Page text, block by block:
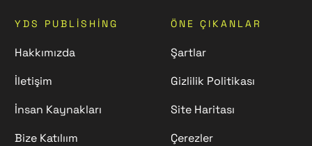
YDS PUBLISHING
Hakkımızda
İletişim
İnsan Kaynakları
Bize Katılıım
ÖNE ÇIKANLAR
Şartlar
Gizlilik Politikası
Site Haritası
Çerezler